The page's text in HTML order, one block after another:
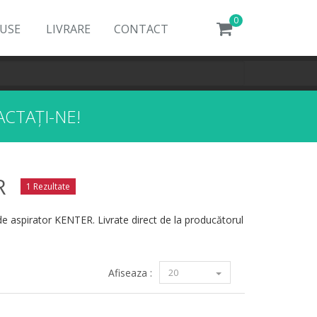
0
LIVRARE CONTACT
NE!
1 Rezultate
aspirator KENTER. Livrate direct de la producătorul
Afiseaza : 20